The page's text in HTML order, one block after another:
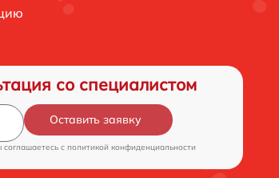
со специалистом
Оставить заявку
c политикой конфиденциальности